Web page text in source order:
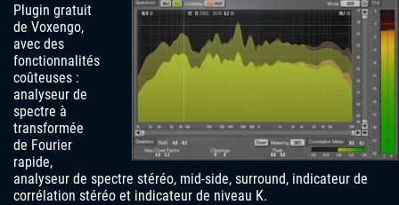
Plugin gratuit
de Voxengo,
avec des
fonctionnalités
coûteuses :
analyseur de
spectre à
transformée
de Fourier
rapide,
analyseur de spectre stéréo, mid-side, surround, indicateur de
corrélation stéréo et indicateur de niveau K.